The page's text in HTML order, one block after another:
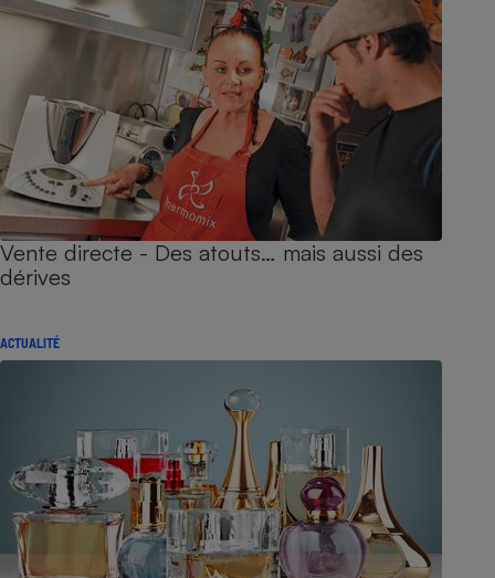
Vente directe - Des atouts… mais aussi des
dérives
ACTUALITÉ